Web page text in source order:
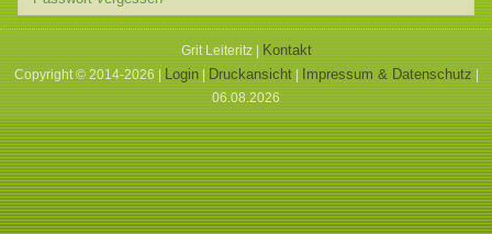
Grit Leiteritz | Kontakt
Copyright © 2014-2026 | Login| Druckansicht| Impressum & Datenschutz
06.08.2026